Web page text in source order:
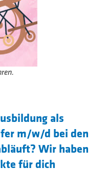
als
m/w/d bei den
Wir haben
für dich